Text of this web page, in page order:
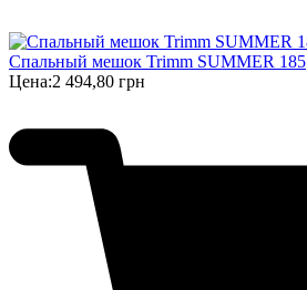
Спальный мешок Trimm SUMMER 185
Цена:2 494,80 грн